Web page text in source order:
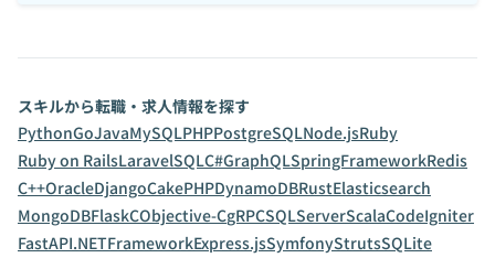
スキルから転職・求人情報を探す
PythonGoJavaMySQLPHPPostgreSQLNode.jsRuby
Ruby on RailsLaravelSQLC#GraphQLSpringFrameworkRedis
C++OracleDjangoCakePHPDynamoDBRustElasticsearch
MongoDBFlaskCObjective-CgRPCSQLServerScalaCodeIgniter
FastAPI.NETFrameworkExpress.jsSymfonyStrutsSQLite